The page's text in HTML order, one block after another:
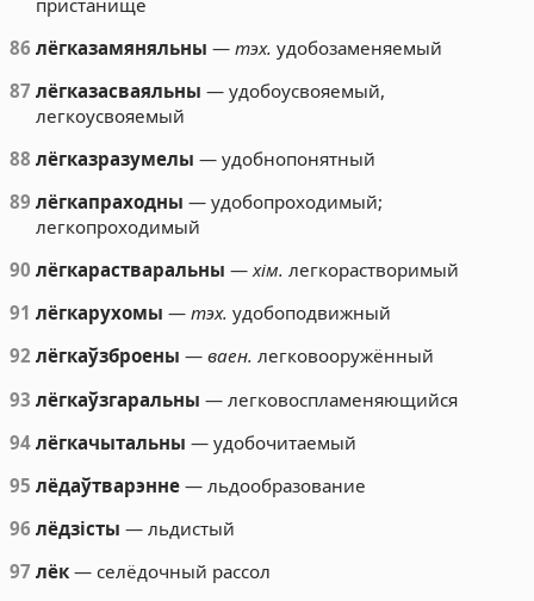
86 лёгказамяняльны —тэх. удобозаменяемый
87 лёгказасваяльны — удобоусвояемый,
легкоусвояемый
88 лёгказразумелы — удобнопонятный
89 лёгкапраходны — удобопроходимый;
легкопроходимый
90 лёгкарастваральны —хім. легкорастворимый
91 лёгкарухомы —тэх. удобоподвижный
92 лёгкаўзброены —ваен. легковооружённый
93 лёгкаўзгаральны — легковоспламеняющийся
94 лёгкачытальны — удобочитаемый
95 лёдаўтварэнне — льдообразование
96 лёдзісты — льдистый
97 лёк — селёдочный рассол